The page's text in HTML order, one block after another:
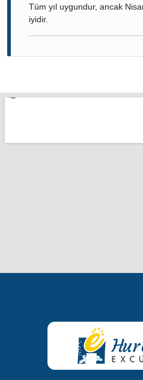
Tüm yıl uygundur, ancak
iyidir.